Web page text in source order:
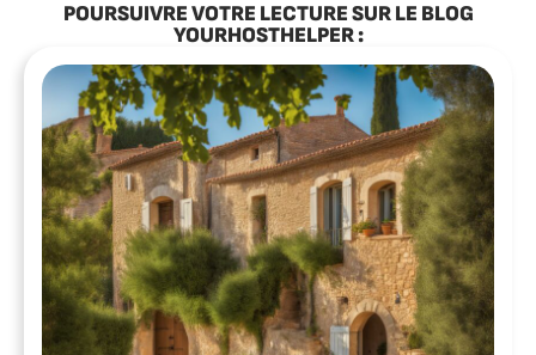
POURSUIVRE VOTRE LECTURE SUR LE BLOG
YOURHOSTHELPER :